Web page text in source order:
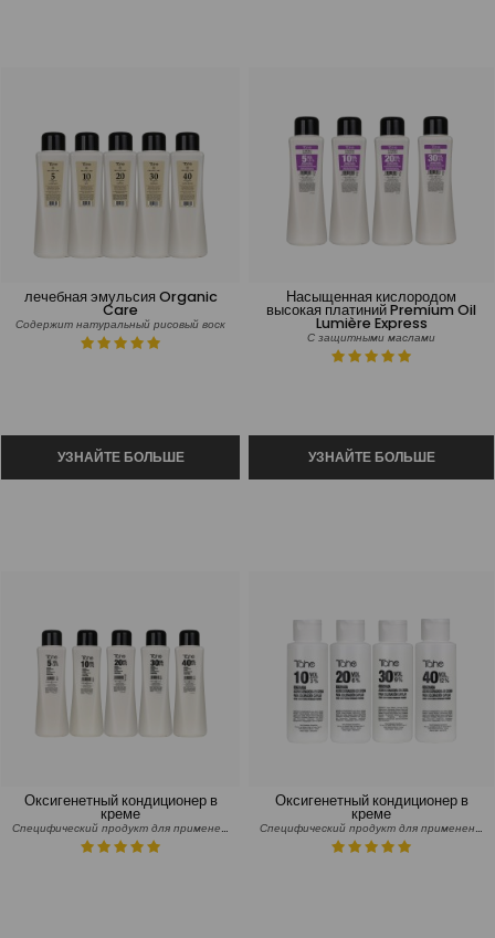
лечебная эмульсия Organic
Care
Содержит натуральный рисовый воск
Насыщенная кислородом
высокая платиний Premium Oil
Lumière Express
С защитными маслами
Оксигенетный кондиционер в
креме
Специфический продукт для применения красителя
Оксигенетный кондиционер в
креме
Специфический продукт для применения красителя